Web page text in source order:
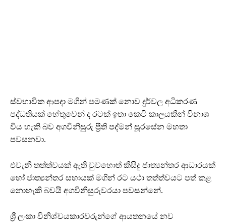
ස්වභාවික ආපදා මගින් පමණක් නොව දුර්වල අධිකරණ
පද්ධතියක් හේතුවෙන් ද රටක් ඉතා කෙටි කාලයකින් විනාශ
විය හැකි බව අගවිනිසුරු ප්‍රීති පද්මන් සූරසේන මහතා
පවසනවා.
එවැනි තත්ත්වයක් ඇති වුවහොත් කිසිදු ජාත්‍යන්තර ආධාරයක්
හෝ ජාත්‍යන්තර සහායක් මගින් රට යථා තත්ත්වයට පත් කළ
නොහැකි බවයි අගවිනිසුරුවරයා පවසන්නේ.
ශ්‍රී ලංකා විනිශ්චයකාරවරුන්ගේ ආයතනයේ නව